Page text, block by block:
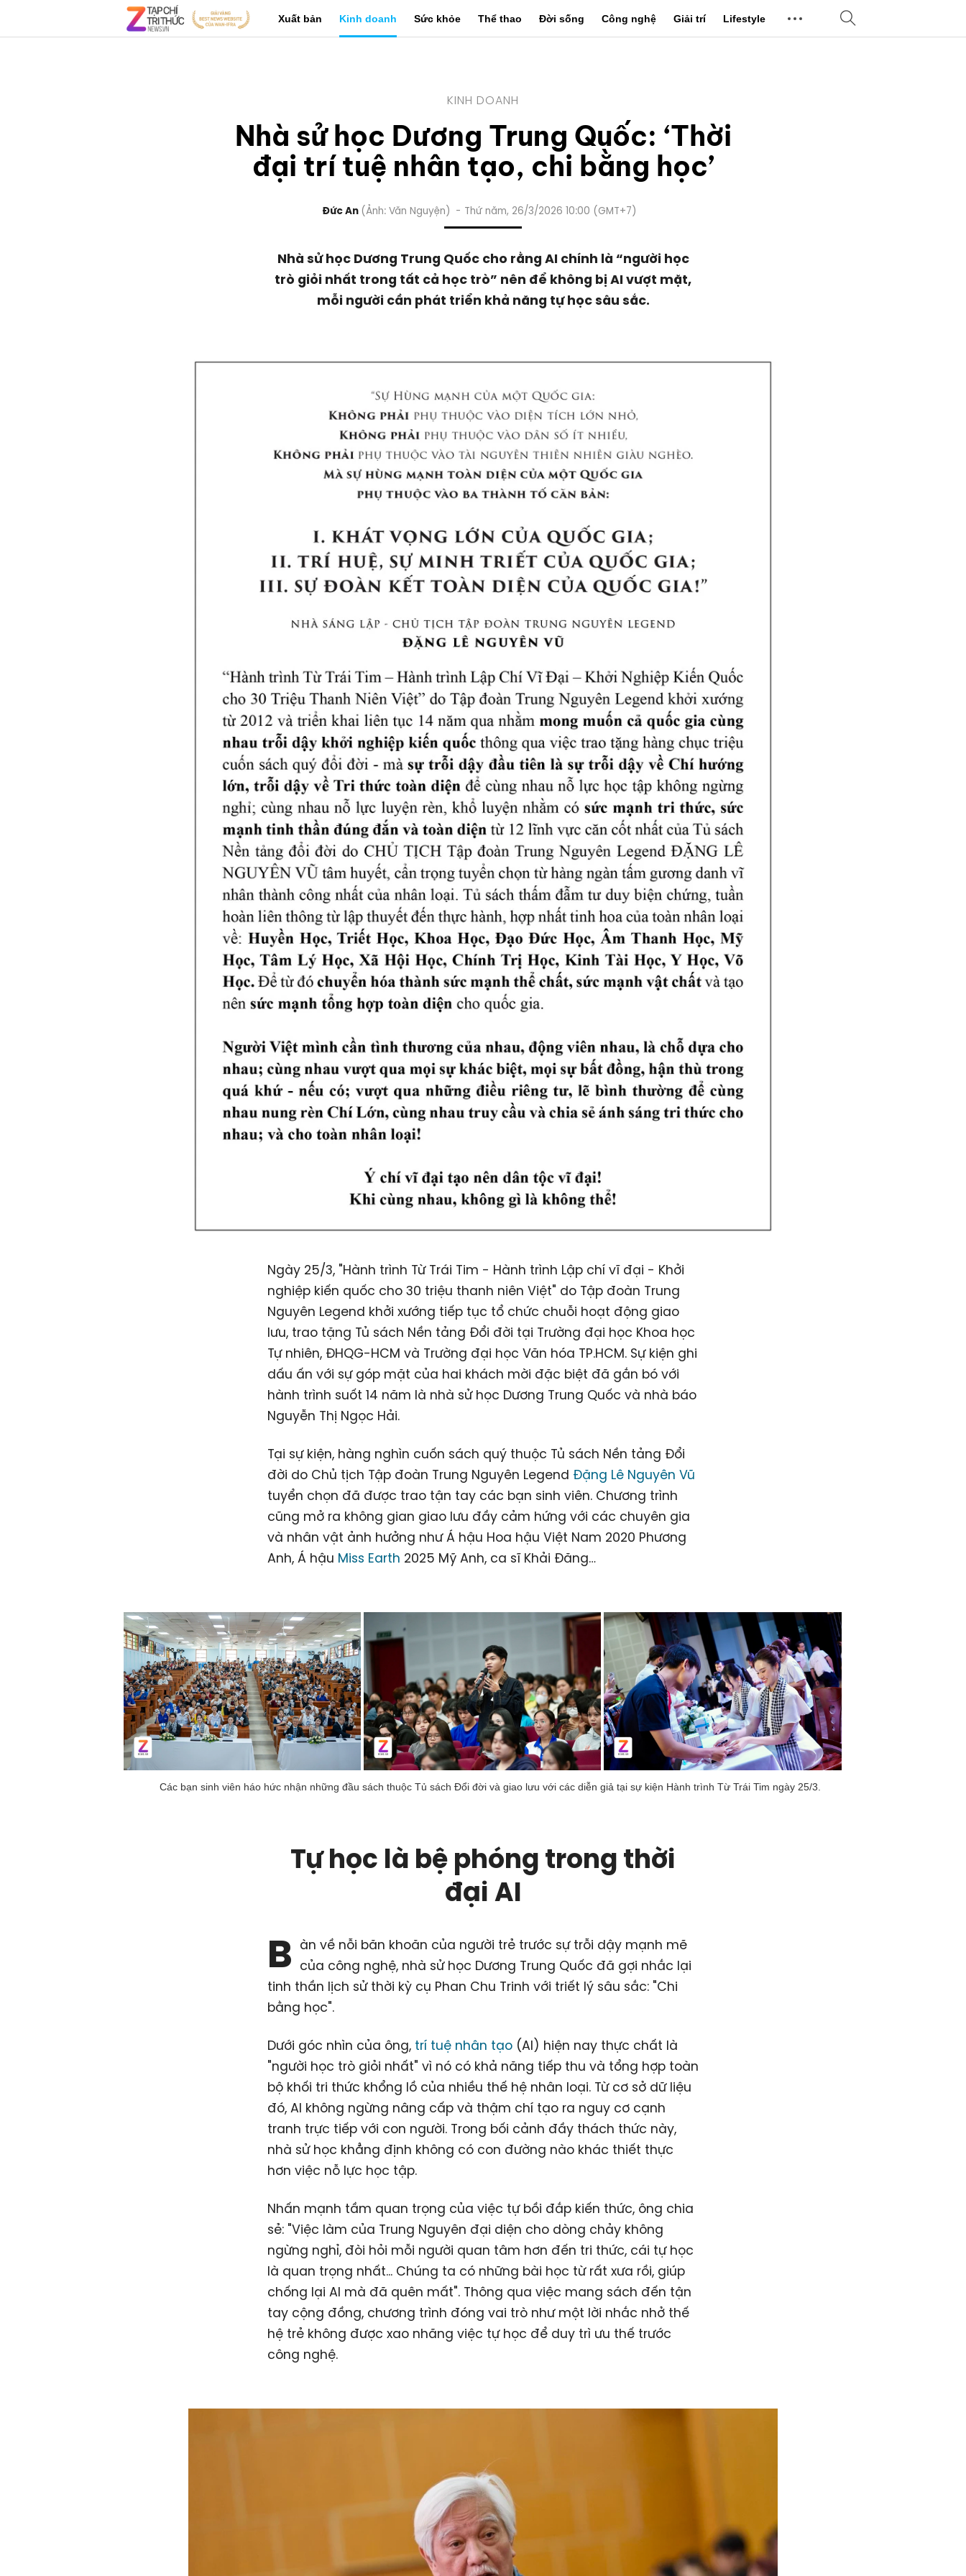
Xuất bản Kinh doanh Sức khỏe Thể thao Đời sống Công nghệ Giải trí Lifestyle
KINH DOANH
Nhà sử học Dương Trung Quốc: ‘Thời
đại trí tuệ nhân tạo, chi bằng học’
Đức An Ảnh: Văn Nguyện Thứ năm, 26/3/2026 10:00 (GMT+7)
Nhà sử học Dương Trung Quốc cho rằng AI chính là “người học
trò giỏi nhất trong tất cả học trò” nên để không bị AI vượt mặt,
mỗi người cần phát triển khả năng tự học sâu sắc.
Ngày 25/3, "Hành trình Từ Trái Tim - Hành trình Lập chí vĩ đại - Khởi
nghiệp kiến quốc cho 30 triệu thanh niên Việt" do Tập đoàn Trung
Nguyên Legend khởi xướng tiếp tục tổ chức chuỗi hoạt động giao
lưu, trao tặng Tủ sách Nền tảng Đổi đời tại Trường đại học Khoa học
Tự nhiên, ĐHQG-HCM và Trường đại học Văn hóa TP.HCM. Sự kiện ghi
dấu ấn với sự góp mặt của hai khách mời đặc biệt đã gắn bó với
hành trình suốt 14 năm là nhà sử học Dương Trung Quốc và nhà báo
Nguyễn Thị Ngọc Hải.
Tại sự kiện, hàng nghìn cuốn sách quý thuộc Tủ sách Nền tảng Đổi
đời do Chủ tịch Tập đoàn Trung Nguyên Legend Đặng Lê Nguyên Vũ
tuyển chọn đã được trao tận tay các bạn sinh viên. Chương trình
cũng mở ra không gian giao lưu đầy cảm hứng với các chuyên gia
và nhân vật ảnh hưởng như Á hậu Hoa hậu Việt Nam 2020 Phương
Anh, Á hậu Miss Earth 2025 Mỹ Anh, ca sĩ Khải Đăng…
Các bạn sinh viên háo hức nhận những đầu sách thuộc Tủ sách Đổi đời và giao lưu với các diễn giả tại sự kiện Hành trình Từ Trái Tim ngày 25/3.
Tự học là bệ phóng trong thời
đại AI
B àn về nỗi băn khoăn của người trẻ trước sự trỗi dậy mạnh mẽ
của công nghệ, nhà sử học Dương Trung Quốc đã gợi nhắc lại
tinh thần lịch sử thời kỳ cụ Phan Chu Trinh với triết lý sâu sắc: "Chi
bằng học".
Dưới góc nhìn của ông, trí tuệ nhân tạo (AI) hiện nay thực chất là
"người học trò giỏi nhất" vì nó có khả năng tiếp thu và tổng hợp toàn
bộ khối tri thức khổng lồ của nhiều thế hệ nhân loại. Từ cơ sở dữ liệu
đó, AI không ngừng nâng cấp và thậm chí tạo ra nguy cơ cạnh
tranh trực tiếp với con người. Trong bối cảnh đầy thách thức này,
nhà sử học khẳng định không có con đường nào khác thiết thực
hơn việc nỗ lực học tập.
Nhấn mạnh tầm quan trọng của việc tự bồi đắp kiến thức, ông chia
sẻ: "Việc làm của Trung Nguyên đại diện cho dòng chảy không
ngừng nghỉ, đòi hỏi mỗi người quan tâm hơn đến tri thức, cái tự học
là quan trọng nhất... Chúng ta có những bài học từ rất xưa rồi, giúp
chống lại AI mà đã quên mất". Thông qua việc mang sách đến tận
tay cộng đồng, chương trình đóng vai trò như một lời nhắc nhở thế
hệ trẻ không được xao nhãng việc tự học để duy trì ưu thế trước
công nghệ.